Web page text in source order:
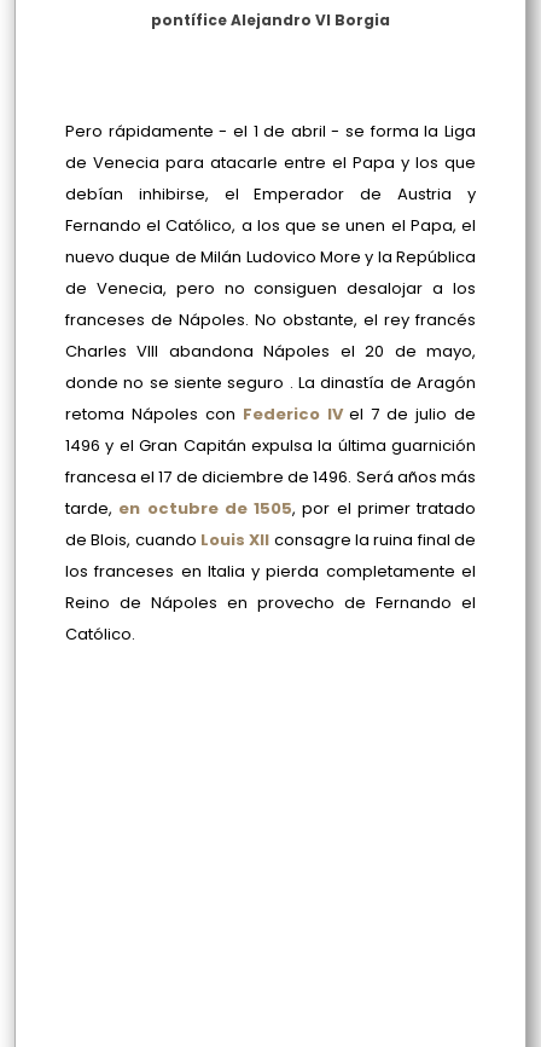
pontífice Alejandro VI Borgia
Pero rápidamente - el 1 de abril - se forma la Liga
de Venecia para atacarle entre el Papa y los que
debían inhibirse, el Emperador de Austria y
Fernando el Católico, a los que se unen el Papa, el
nuevo duque de Milán Ludovico More y la República
de Venecia, pero no consiguen desalojar a los
franceses de Nápoles. No obstante, el rey francés
Charles VIII abandona Nápoles el 20 de mayo,
donde no se siente seguro . La dinastía de Aragón
retoma Nápoles con Federico IVel 7 de julio de
1496 y el Gran Capitán expulsa la última guarnición
francesa el 17 de diciembre de 1496. Será años más
tarde, en octubre de 1505, por el primer tratado
de Blois, cuando Louis XII consagre la ruina final de
los franceses en Italia y pierda completamente el
Reino de Nápoles en provecho de Fernando el
Católico.